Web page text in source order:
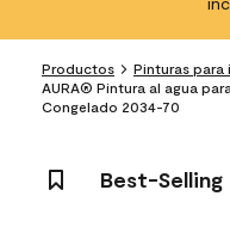
Productos
Pinturas para
AURA® Pintura al agua
Congelado 2034-70
Best-Selling